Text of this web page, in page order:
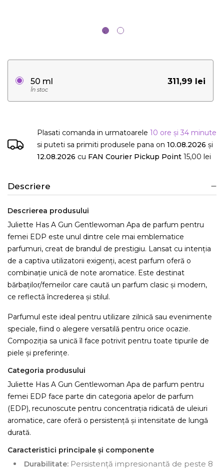
311,99 lei
50 ml
În stoc
Plasati comanda in urmatoarele 10 ore și 34 minute
si puteti sa primiti produsele pana on 10.08.2026 și
12.08.2026 cu FAN Courier Pickup Point 15,00 lei
Descriere
Descrierea produsului
Juliette Has A Gun Gentlewoman Apa de parfum pentru
femei EDP este unul dintre cele mai emblematice
parfumuri, creat de brandul de prestigiu. Lansat cu intenția
de a captiva utilizatorii exigenți, acest parfum oferă o
combinație unică de note aromatice. Este destinat
bărbaților/femeilor care caută un parfum clasic și modern,
ce reflectă încrederea și stilul.
Parfumul este ideal pentru utilizare zilnică sau evenimente
speciale, fiind o alegere versatilă pentru orice ocazie.
Compoziția sa unică îl face potrivit pentru toate tipurile de
piele și preferințe.
Categoria produsului
Juliette Has A Gun Gentlewoman Apa de parfum pentru
femei EDP face parte din categoria apelor de parfum
(EDP), recunoscute pentru concentrația ridicată de uleiuri
aromatice, care oferă o persistență și intensitate de lungă
durată.
Caracteristici principale și componente
Durabilitate: Persistență impresionantă de peste 8